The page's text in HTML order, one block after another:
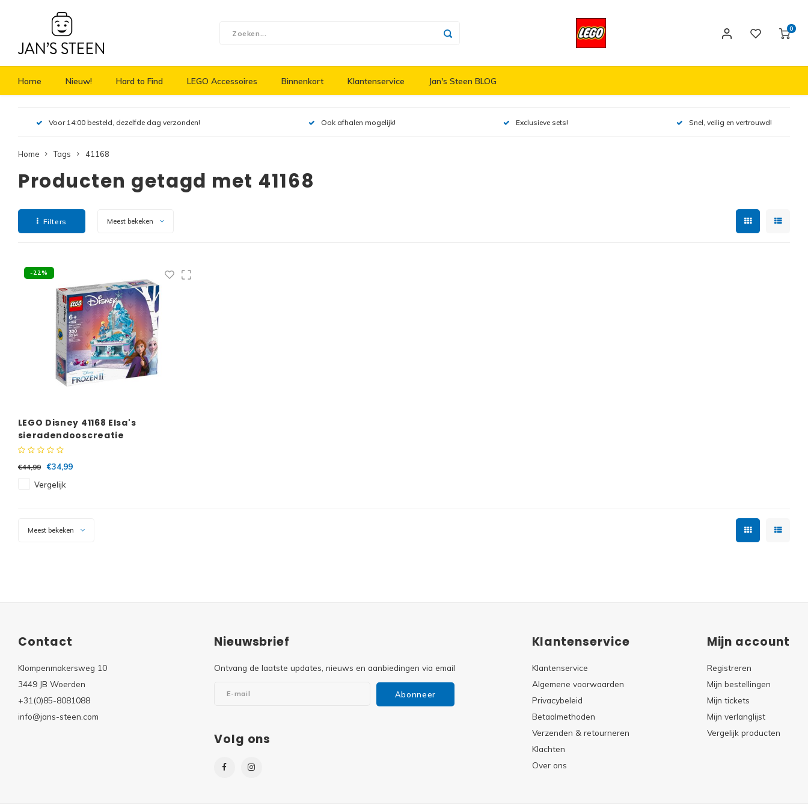
0
Home Nieuw! Hard to Find LEGO Accessoires Binnenkort Klantenservice Jan's Steen BLOG
Voor 14:00 besteld, dezelfde dag verzonden! Ook afhalen mogelijk! Exclusieve sets! Snel, veilig en vertrouwd!
Home Tags 41168
Producten getagd met 41168
Filters Meest bekeken
-22%
LEGO Disney 41168 Elsa's
sieradendooscreatie
€44,99
€34,99
Vergelijk
Meest bekeken
Contact
Klompenmakersweg 10
3449 JB Woerden
+31(0)85-8081088
info@jans-steen.com
Nieuwsbrief
Ontvang de laatste updates, nieuws en aanbiedingen via email
Abonneer
Volg ons
Klantenservice
Klantenservice
Algemene voorwaarden
Privacybeleid
Betaalmethoden
Verzenden & retourneren
Klachten
Over ons
Mijn account
Registreren
Mijn bestellingen
Mijn tickets
Mijn verlanglijst
Vergelijk producten